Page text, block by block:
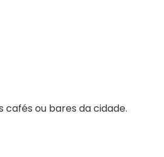
ou bares da cidade.